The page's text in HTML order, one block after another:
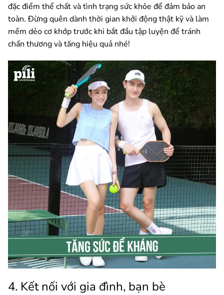
đặc điểm thể chất và tình trạng sức khỏe để đảm bảo an
toàn. Đừng quên dành thời gian khởi động thật kỹ và làm
mềm dẻo cơ khớp trước khi bắt đầu tập luyện để tránh
chấn thương và tăng hiệu quả nhé!
4. Kết nối với gia đình, bạn bè